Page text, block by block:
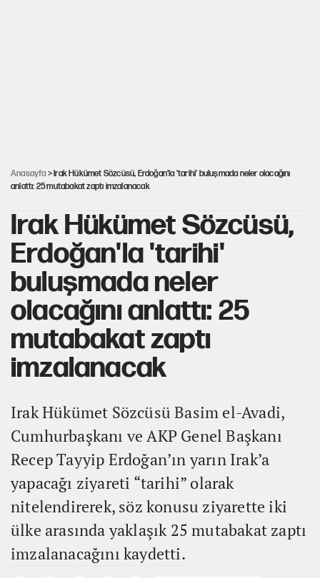
Anasayfa > Irak Hükümet Sözcüsü, Erdoğan'la 'tarihi' buluşmada neler olacağını
anlattı: 25 mutabakat zaptı imzalanacak
Irak Hükümet Sözcüsü,
Erdoğan'la 'tarihi'
buluşmada neler
olacağını anlattı: 25
mutabakat zaptı
imzalanacak
Irak Hükümet Sözcüsü Basim el-Avadi,
Cumhurbaşkanı ve AKP Genel Başkanı
Recep Tayyip Erdoğan’ın yarın Irak’a
yapacağı ziyareti “tarihi” olarak
nitelendirerek, söz konusu ziyarette iki
ülke arasında yaklaşık 25 mutabakat zaptı
imzalanacağını kaydetti.